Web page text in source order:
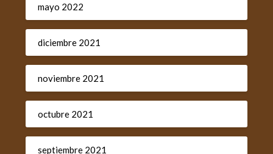
mayo 2022
diciembre 2021
noviembre 2021
octubre 2021
septiembre 2021